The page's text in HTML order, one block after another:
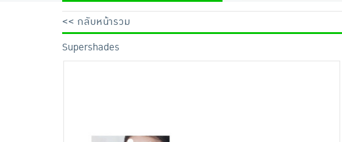
<< กลับหน้ารวม
Supershades